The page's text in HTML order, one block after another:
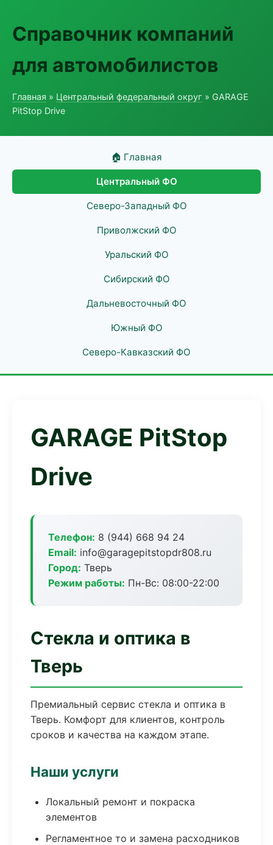
Справочник компаний
для автомобилистов
Главная » Центральный федеральный округ » GARAGE
PitStop Drive
🏠 Главная
Центральный ФО
Северо-Западный ФО
Приволжский ФО
Уральский ФО
Сибирский ФО
Дальневосточный ФО
Южный ФО
Северо-Кавказский ФО
GARAGE PitStop
Drive
Телефон: 8 (944) 668 94 24
Email: info@garagepitstopdr808.ru
Город: Тверь
Режим работы: Пн-Вс: 08:00-22:00
Стекла и оптика в
Тверь
Премиальный сервис стекла и оптика в
Тверь. Комфорт для клиентов, контроль
сроков и качества на каждом этапе.
Наши услуги
Локальный ремонт и покраска
элементов
Регламентное то и замена расходников